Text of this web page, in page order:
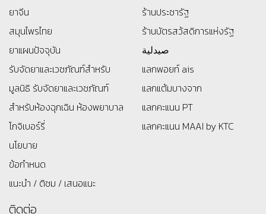
ยาจีน
สมุนไพรไทย
ยาแผนปัจจุบัน
รับจัดยาและเวชภัณฑ์สำหรับ
มูลนิธิ รับจัดยาและเวชภัณฑ์
สำหรับห้องฉุกเฉิน ห้องพยาบาล
โกจิเบอร์รี่
นโยบาย
ข้อกำหนด
แนะนำ / ติชม / เสนอแนะ
ร้านประชารัฐ
ร้านบัตรสว้สดิการแห่งรัฐ
صيدلية
แลกพอยท์ ais
แลกแต้มบางจาก
แลกคะแนน PT
แลกคะแนน MAAI by KTC
ติดต่อ